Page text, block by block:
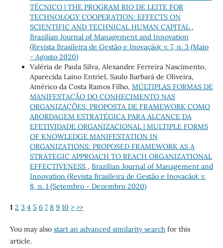
TÉCNICO | THE PROGRAM RIO DE LEITE FOR
TECHNOLOGY COOPERATION: EFFECTS ON
SCIENTIFIC AND TECHNICAL HUMAN CAPITAL ,
Brazilian Journal of Management and Innovation
(Revista Brasileira de Gestão e Inovação): v. 7, n. 3 (Maio
- Agosto 2020)
Valéria de Paula Silva, Alexandre Ferreira Nascimento,
Aparecida Laino Entriel, Saulo Barbará de Oliveira,
Américo da Costa Ramos Filho, MÚLTIPLAS FORMAS DE
MANIFESTAÇÃO DO CONHECIMENTO NAS
ORGANIZAÇÕES: PROPOSTA DE FRAMEWORK COMO
ABORDAGEM ESTRATÉGICA PARA ALCANCE DA
EFETIVIDADE ORGANIZACIONAL | MULTIPLE FORMS
OF KNOWLEDGE MANIFESTATION IN
ORGANIZATIONS: PROPOSED FRAMEWORK AS A
STRATEGIC APPROACH TO REACH ORGANIZATIONAL
EFFECTIVENESS , Brazilian Journal of Management and
Innovation (Revista Brasileira de Gestão e Inovação): v.
8, n. 1 (Setembro - Dezembro 2020)
1 2 3 4 5 6 7 8 9 10 > >>
You may also start an advanced similarity searchfor this
article.